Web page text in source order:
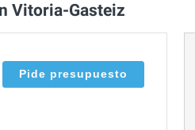
Vitoria-Gasteiz
Pide presupuesto